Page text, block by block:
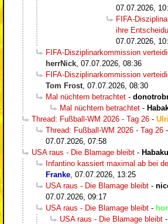
07.07.2026,
FIFA-
ihre
07.07.2026,
FIFA-Disziplinarkommission
herrNick 07.07.2026, 08:36
FIFA-Disziplinarkommission
Tom Frost 07.07.2026, 08:30
Mal nüchtern betrachtet -
Mal nüchtern betrachtet -
Thread: Fußball-WM 2026 - Tag 26 -
Thread: Fußball-WM 2026 - Tag 26 -
07.07.2026, 07:58
USA raus - Die Blamage bleibt -
Infantino kassiert maximal ab bei
Franke 07.07.2026, 13:25
USA raus - Die Blamage bleibt -
07.07.2026, 09:17
USA raus - Die Blamage bleibt -
USA raus - Die Blamage bleibt -